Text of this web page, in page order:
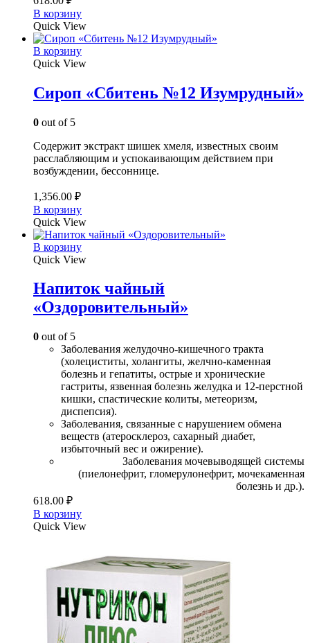
В корзину
Quick View
В корзину
Quick View
Сироп «Сбитень №12 Изумрудный»
0 out of 5
Содержит экстракт шишек хмеля, известных своим
расслабляющим и успокаивающим действием при
возбуждении, бессоннице.
1,356.00 ₽
В корзину
Quick View
В корзину
Quick View
Напиток чайный
«Оздоровительный»
0 out of 5
Заболевания желудочно-кишечного тракта
(холециститы, холангиты, желчно-каменная
болезнь и гепатиты, острые и хронические
гастриты, язвенная болезнь желудка и 12-перстной
кишки, спастические колиты, метеоризм,
диспепсия).
Заболевания, связанные с нарушением обмена
веществ (атеросклероз, сахарный диабет,
избыточный вес и ожирение).
Заболевания мочевыводящей системы
(пиелонефрит, гломерулонефрит, мочекаменная
болезнь и др.).
618.00 ₽
В корзину
Quick View